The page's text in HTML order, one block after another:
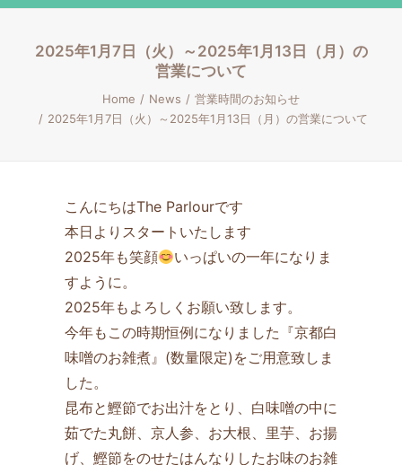
2025年1月7日（火）～2025年1月13日（月）の
営業について
Home News
営業時間のお知らせ
2025年1月7日（火）～2025年1月13日（月）の営業について
こんにちはThe Parlourです
本日よりスタートいたします
2025年も笑顔
いっぱいの一年になりま
すように。
2025年もよろしくお願い致します。
今年もこの時期恒例になりました『京都白
味噌のお雑煮』(数量限定)をご用意致しま
した。
昆布と鰹節でお出汁をとり、白味噌の中に
茹でた丸餅、京人参、お大根、里芋、お揚
げ、鰹節をのせたはんなりしたお味のお雑